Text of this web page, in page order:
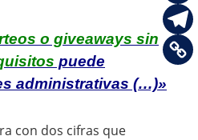
o giveaways sin
puede
administrativas (…)»
con dos cifras que